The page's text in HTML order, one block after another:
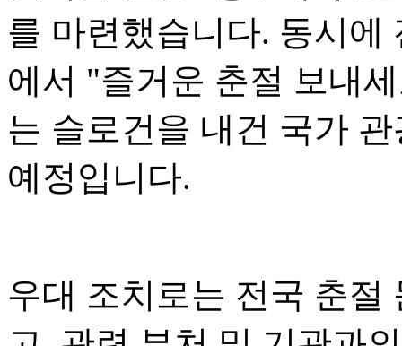
를 마련했습니다. 동시에
에서 "즐거운 춘절 보내
는 슬로건을 내건 국가
예정입니다.
우대 조치로는 전국 춘절